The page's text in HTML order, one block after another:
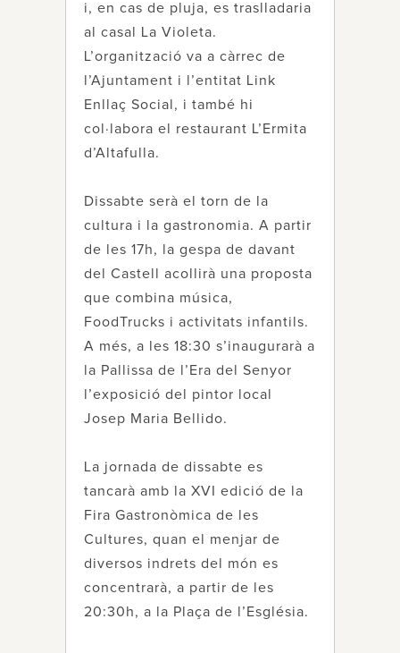
i, en cas de pluja, es traslladaria
al casal La Violeta.
L’organització va a càrrec de
l’Ajuntament i l’entitat Link
Enllaç Social, i també hi
col·labora el restaurant L’Ermita
d’Altafulla.
Dissabte serà el torn de la
cultura i la gastronomia. A partir
de les 17h, la gespa de davant
del Castell acollirà una proposta
que combina música,
FoodTrucks i activitats infantils.
A més, a les 18:30 s’inaugurarà a
la Pallissa de l’Era del Senyor
l’exposició del pintor local
Josep Maria Bellido.
La jornada de dissabte es
tancarà amb la XVI edició de la
Fira Gastronòmica de les
Cultures, quan el menjar de
diversos indrets del món es
concentrarà, a partir de les
20:30h, a la Plaça de l’Església.